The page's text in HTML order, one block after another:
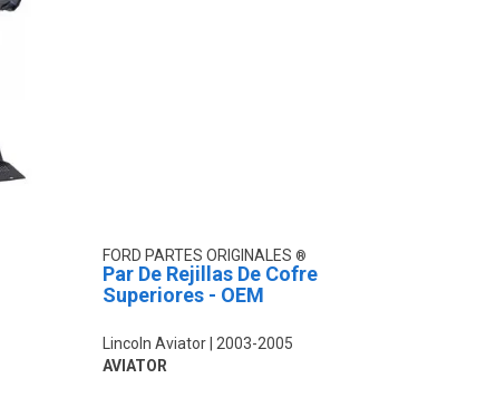
FORD PARTES ORIGINALES
Par De Rejillas De Cofre
Superiores - OEM
Lincoln Aviator 2003-2005
AVIATOR